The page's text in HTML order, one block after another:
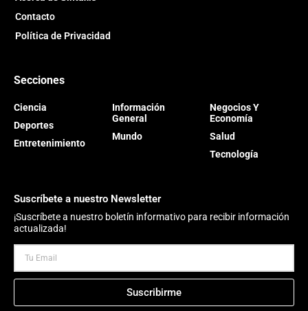
Contacto
Política de Privacidad
Secciones
Ciencia
Deportes
Entretenimiento
Información
General
Mundo
Negocios Y
Economía
Salud
Tecnología
Suscríbete a nuestro Newsletter
¡Suscríbete a nuestro boletín informativo para recibir información
actualizada!
Suscribirme